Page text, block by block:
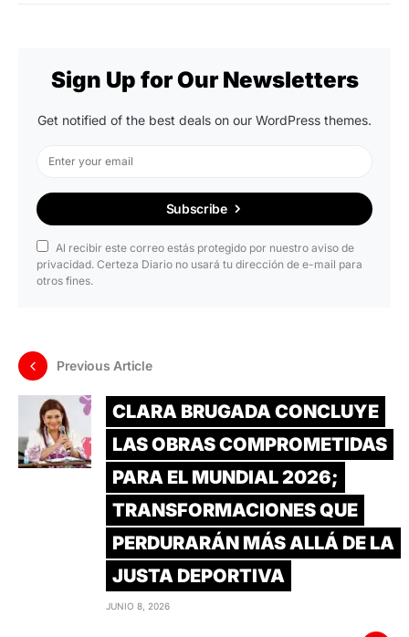
Sign Up for Our Newsletters
Get notified of the best deals on our WordPress themes.
Subscribe
Al recibir este correo estás protegido por nuestro aviso de
privacidad. Certeza Diario no usará tu dirección de e-mail para
otros fines.
Previous Article
CLARA BRUGADA CONCLUYE
LAS OBRAS COMPROMETIDAS
PARA EL MUNDIAL 2026;
TRANSFORMACIONES QUE
PERDURARÁN MÁS ALLÁ DE LA
JUSTA DEPORTIVA
JUNIO 8, 2026